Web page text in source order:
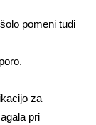
pomeni tudi
za
pri